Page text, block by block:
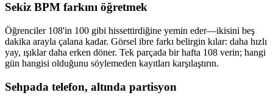
Sekiz BPM farkını öğretmek
Öğrenciler 108'in 100 gibi hissettirdiğine yemin eder—ikisini beş
dakika arayla çalana kadar. Görsel ibre farkı belirgin kılar: daha hızlı
yay, ışıklar daha erken döner. Tek parçada bir hafta 108 verin; hangi
gün hangisi olduğunu söylemeden kayıtları karşılaştırın.
Sehpada telefon, altında partisyon